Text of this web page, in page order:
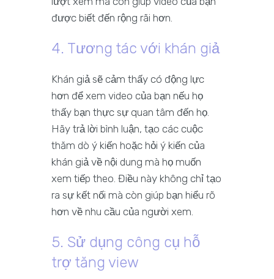
được biết đến rộng rãi hơn.
4. Tương tác với khán giả
Khán giả sẽ cảm thấy có động lực
hơn để xem video của bạn nếu họ
thấy bạn thực sự quan tâm đến họ.
Hãy trả lời bình luận, tạo các cuộc
thăm dò ý kiến hoặc hỏi ý kiến của
khán giả về nội dung mà họ muốn
xem tiếp theo. Điều này không chỉ tạo
ra sự kết nối mà còn giúp bạn hiểu rõ
hơn về nhu cầu của người xem.
5. Sử dụng công cụ hỗ
trợ tăng view